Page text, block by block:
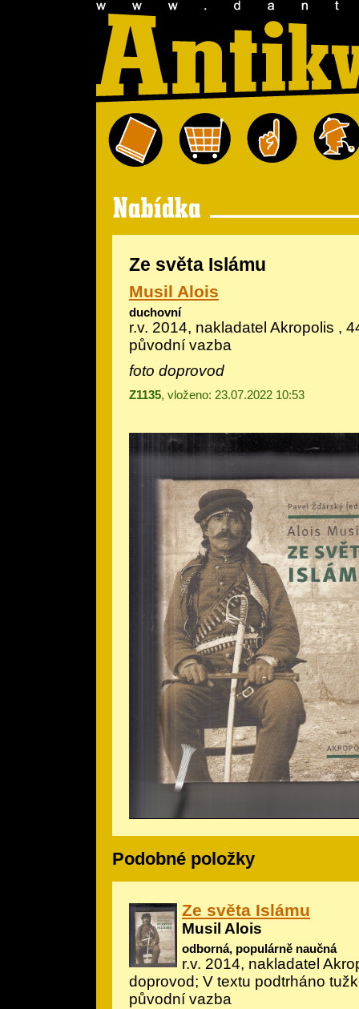
Ze světa Islámu
Musil Alois
duchovní
r.v. 2014, nakladatel Akropolis ,
původní vazba
foto doprovod
Z1135, vloženo: 23.07.2022 10:53
Podobné položky
Ze světa Islámu
Musil Alois
odborná, populárně naučná
r.v. 2014, nakladatel
doprovod; V textu podtrháno
původní vazba